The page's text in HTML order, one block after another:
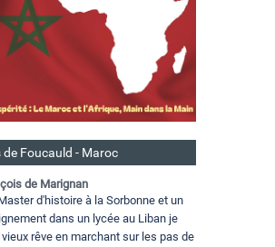
de Foucauld - Maroc
de Marignan
d'histoire à la Sorbonne et un
dans un lycée au Liban je
rêve en marchant sur les pas de